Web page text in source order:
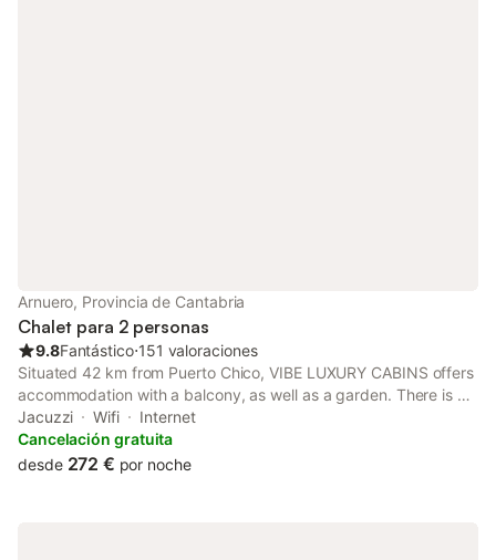
Arnuero, Provincia de Cantabria
Chalet para 2 personas
9.8Fantástico⋅151 valoraciones
Situated 42 km from Puerto Chico, VIBE LUXURY CABINS offers
accommodation with a balcony, as well as a garden. There is a
private entrance at the villa for the convenience of those who
stay.
Jacuzzi Wifi
Internet
Cancelación gratuita
desde 272 € por noche